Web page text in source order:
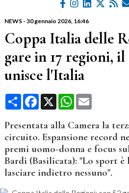
NEWS- 30 gennaio 2026, 16:46
Coppa Italia delle
gare in 17 regioni,
unisce l'Italia
CondividiFacebook
X WhatsApp
Email
Presentata alla Camera la
circuito. Espansione record
premi uomo-donna e focus
Bardi (Basilicata): "Lo sport è
lasciare indietro nessuno".